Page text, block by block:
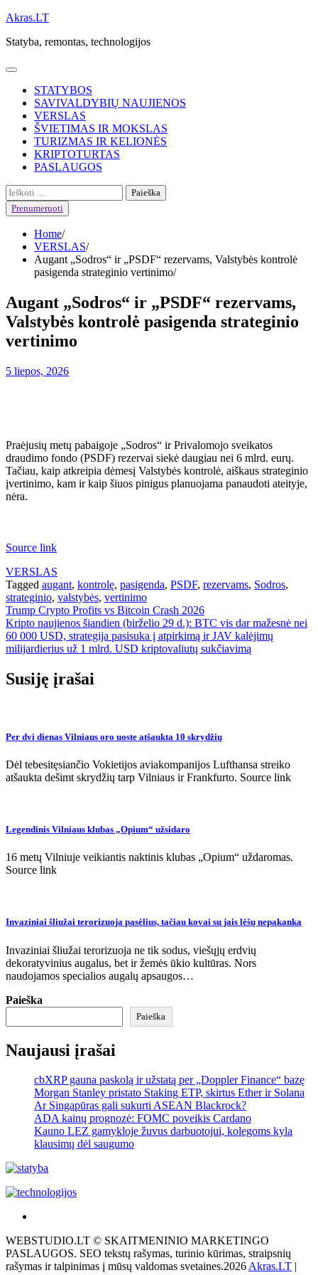
Skip
content
Akras.LT
Statyba, remontas, technologijos
STATYBOS
SAVIVALDYBIŲ NAUJIENOS
VERSLAS
ŠVIETIMAS IR MOKSLAS
TURIZMAS IR KELIONĖS
KRIPTOTURTAS
PASLAUGOS
Ieškoti:
Prenumeruoti
Home
VERSLAS
Augant „Sodros“ ir „PSDF“ rezervams, Valstybės kontrolė
pasigenda strateginio vertinimo
Augant „Sodros“ ir „PSDF“ rezervams,
Valstybės kontrolė pasigenda strateginio
vertinimo
5 liepos, 2026
Praėjusių metų pabaigoje „Sodros“ ir Privalomojo sveikatos
draudimo fondo (PSDF) rezervai siekė daugiau nei 6 mlrd. eurų.
Tačiau, kaip atkreipia dėmesį Valstybės kontrolė, aiškaus strateginio
įvertinimo, kam ir kaip šiuos pinigus planuojama panaudoti ateityje,
nėra.
Source link
VERSLAS
Tagged augant, kontrolę, pasigenda, PSDF, rezervams, Sodros,
strateginio, valstybės, vertinimo
Navigacija
tarp
įrašų
Trump Crypto Profits vs Bitcoin Crash 2026
Kripto naujienos šiandien (birželio 29 d.): BTC vis dar mažesnė nei
60 000 USD, strategija pasisuka į atpirkimą ir JAV kalėjimų
milijardierius už 1 mlrd. USD kriptovaliutų sukčiavimą
Susiję įrašai
Per dvi dienas Vilniaus oro uoste atšaukta 10 skrydžių
Dėl tebesitęsiančio Vokietijos aviakompanijos Lufthansa streiko
atšaukta dešimt skrydžių tarp Vilniaus ir Frankfurto. Source link
Legendinis Vilniaus klubas „Opium“ užsidaro
16 metų Vilniuje veikiantis naktinis klubas „Opium“ uždaromas.
Source link
Invaziniai šliužai terorizuoja pasėlius, tačiau kovai su jais lėšų nepakanka
Invaziniai šliužai terorizuoja ne tik sodus, viešųjų erdvių
dekoratyvinius augalus, bet ir žemės ūkio kultūras. Nors
naudojamos specialios augalų apsaugos…
Paieška
Paieška
Naujausi įrašai
cbXRP gauna paskolą ir užstatą per „Doppler Finance“ bazę
Morgan Stanley pristato Staking ETP, skirtus Ether ir Solana
Ar Singapūras gali sukurti ASEAN Blackrock?
ADA kainų prognozė: FOMC poveikis Cardano
Kauno LEZ gamykloje žuvus darbuotojui, kolegoms kyla
klausimų dėl saugumo
tai
žemės
ploto
WEBSTUDIO.LT © SKAITMENINIO MARKETINGO
PASLAUGOS. SEO tekstų rašymas, turinio kūrimas, straipsnių
rašymas ir talpinimas į mūsų valdomas svetaines.2026Akras.LT